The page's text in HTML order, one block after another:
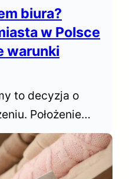
biura?
w Polsce
warunki
to decyzja o
Położenie
do talentów,
Gdzie więc w